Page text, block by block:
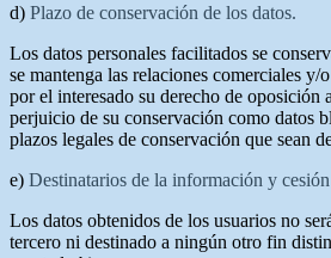
d) Plazo de conservación de los datos.
Los datos personales facilitados se
se mantenga las relaciones comerciales y/
por el interesado su derecho de oposición
perjuicio de su conservación como datos
plazos legales de conservación que sean
e) Destinatarios de la información y
Los datos obtenidos de los usuarios no
tercero ni destinado a ningún otro fin